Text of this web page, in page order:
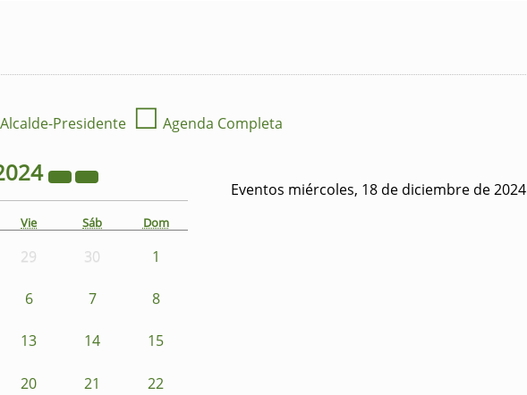
Alcalde-Presidente ☐ Agenda Completa
Vie Sáb Dom
29 30 1
6 7 8
13 14 15
20 21 22
Eventos miércoles, 18 de diciembre de 2024